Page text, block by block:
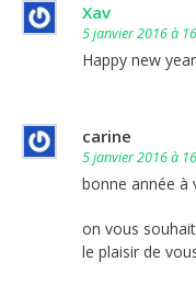
Xav
5 janvier 2016 à
Happy new
carine
5 janvier 2016 à
bonne année à
on vous
le plaisir de